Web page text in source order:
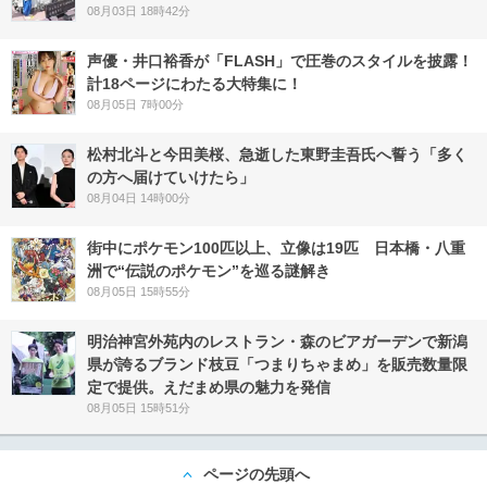
08月03日 18時42分
声優・井口裕香が「FLASH」で圧巻のスタイルを披露！
計18ページにわたる大特集に！
08月05日 7時00分
松村北斗と今田美桜、急逝した東野圭吾氏へ誓う「多く
の方へ届けていけたら」
08月04日 14時00分
街中にポケモン100匹以上、立像は19匹 日本橋・八重
洲で“伝説のポケモン”を巡る謎解き
08月05日 15時55分
明治神宮外苑内のレストラン・森のビアガーデンで新潟
県が誇るブランド枝豆「つまりちゃまめ」を販売数量限
定で提供。えだまめ県の魅力を発信
08月05日 15時51分
ページの先頭へ